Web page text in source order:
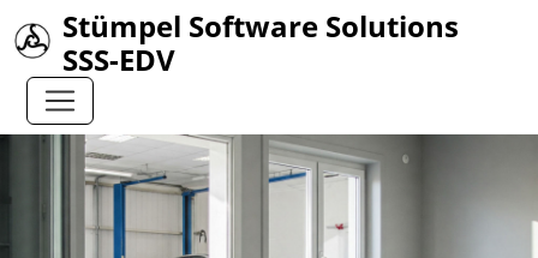
Stümpel Software Solutions
SSS-EDV